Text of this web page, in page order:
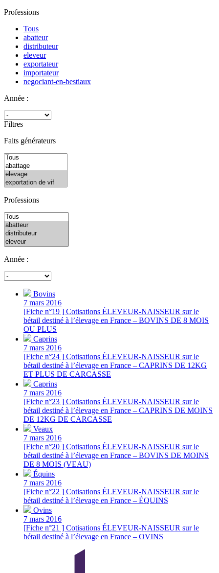
Professions
Tous
abatteur
distributeur
eleveur
exportateur
importateur
negociant-en-bestiaux
Année :
Filtres
Faits générateurs
Professions
Année :
Bovins
7 mars 2016
[Fiche n°19 ] Cotisations ÉLEVEUR-NAISSEUR sur le
bétail destiné à l’élevage en France – BOVINS DE 8 MOIS
OU PLUS
Caprins
7 mars 2016
[Fiche n°24 ] Cotisations ÉLEVEUR-NAISSEUR sur le
bétail destiné à l’élevage en France – CAPRINS DE 12KG
ET PLUS DE CARCASSE
Caprins
7 mars 2016
[Fiche n°23 ] Cotisations ÉLEVEUR-NAISSEUR sur le
bétail destiné à l’élevage en France – CAPRINS DE MOINS
DE 12KG DE CARCASSE
Veaux
7 mars 2016
[Fiche n°20 ] Cotisations ÉLEVEUR-NAISSEUR sur le
bétail destiné à l’élevage en France – BOVINS DE MOINS
DE 8 MOIS (VEAU)
Équins
7 mars 2016
[Fiche n°22 ] Cotisations ÉLEVEUR-NAISSEUR sur le
bétail destiné à l’élevage en France – ÉQUINS
Ovins
7 mars 2016
[Fiche n°21 ] Cotisations ÉLEVEUR-NAISSEUR sur le
bétail destiné à l’élevage en France – OVINS